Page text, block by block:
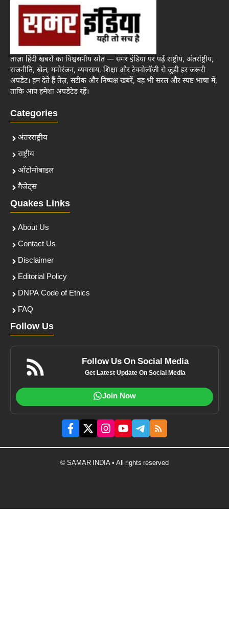
ताज़ा हिंदी खबरों का विश्वसनीय स्रोत — समर इंडिया पर पढ़ें राष्ट्रीय, अंतर्राष्ट्रीय,
राजनीति, खेल, मनोरंजन, व्यवसाय, शिक्षा और टेक्नोलॉजी से जुड़ी हर जरूरी
अपडेट। हम देते हैं तेज़, सटीक और निष्पक्ष खबरें, वह भी सरल और स्पष्ट भाषा में,
ताकि आप हमेशा अपडेटेड रहें।
Categories
अंतरराष्ट्रीय
राष्ट्रीय
ऑटोमोबाइल
गैजेट्स
Quakes Links
About Us
Contact Us
Disclaimer
Editorial Policy
DNPA Code of Ethics
FAQ
Follow Us
Follow Us On Social Media
Get Latest Update On Social Media
Join Now
© SAMAR INDIA • All rights reserved